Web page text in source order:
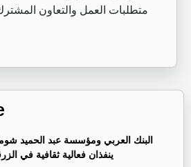
متطلبات العمل والتعاون
البنك العربي ومؤسسة عبد الحميد
ينفذان فعالية ثقافية في